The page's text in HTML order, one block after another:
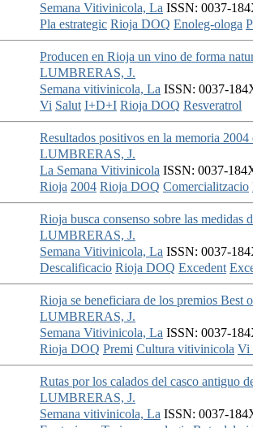
Semana Vitivinicola, La ISSN: 0037-
Pla estrategic Rioja DOQ Enoleg-ologa
Producen en Rioja un vino de forma
LUMBRERAS, J.
Semana vitivinicola, La ISSN: 0037-
Vi Salut I+D+I Rioja DOQ Resveratrol
Resultados positivos en la memoria
LUMBRERAS, J.
La Semana Vitivinicola ISSN: 0037-
Rioja 2004 Rioja DOQ Comercialitzacio
Rioja busca consenso sobre las medidas
LUMBRERAS, J.
Semana Vitivinicola, La ISSN: 0037-
Descalificacio Rioja DOQ Excedent
Rioja se beneficiara de los premios
LUMBRERAS, J.
Semana Vitivinicola, La ISSN: 0037-
Rioja DOQ Premi Cultura vitivinicola Vi
Rutas por los calados del casco antiguo
LUMBRERAS, J.
Semana vitivinicola, La ISSN: 0037-